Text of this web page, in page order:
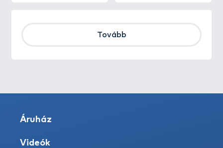
Tovább
Áruház
Videók